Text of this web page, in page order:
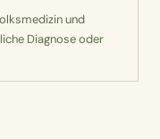
und
Diagnose oder